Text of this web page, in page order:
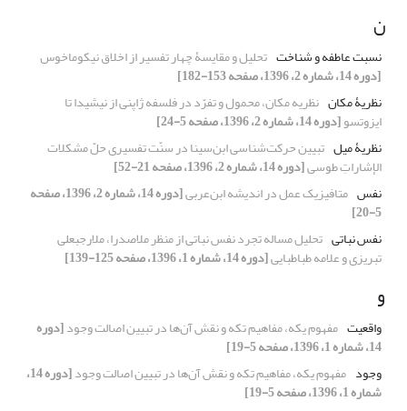
ن
نسبت عاطفه و شناخت تحلیل و مقایسۀ چهار تفسیر از اخلاق نیکوماخوس
[دوره 14، شماره 2، 1396، صفحه 153-182]
نظریۀ مکان نظریه مکان، محمول و تفرّد در فلسفه ژاپنی از نیشیدا تا
ایزوتسو[دوره 14، شماره 2، 1396، صفحه 5-24]
نظریۀ میل تبیین حرکت‌شناسی ابن‌سینا در سنّت تفسیری حلّ مشکلات
الإشاراتِ طوسی[دوره 14، شماره 2، 1396، صفحه 21-52]
نفس متافیزیک عمل در اندیشه ابن‌عربی [دوره 14، شماره 2، 1396، صفحه
5-20]
نفس نباتی تحلیل مساله تجرد نفس نباتی از منظر ملاصدرا، ملارجبعلی
تبریزی و علامه طباطبایی[دوره 14، شماره 1، 1396، صفحه 125-139]
و
واقعیت مفهوم یکه، مفاهیم تکه و نقش آن‌ها در تبیین اصالت وجود[دوره
14، شماره 1، 1396، صفحه 5-19]
وجود مفهوم یکه، مفاهیم تکه و نقش آن‌ها در تبیین اصالت وجود [دوره 14،
شماره 1، 1396، صفحه 5-19]